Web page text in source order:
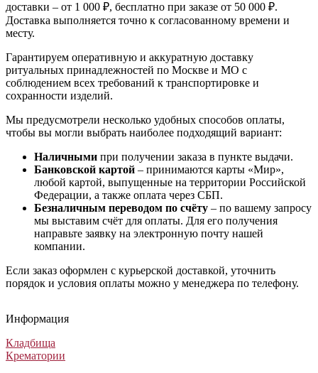
доставки – от 1 000 ₽, бесплатно при заказе от 50 000 ₽.
Доставка выполняется точно к согласованному времени и
месту.
Гарантируем оперативную и аккуратную доставку
ритуальных принадлежностей по Москве и МО с
соблюдением всех требований к транспортировке и
сохранности изделий.
Мы предусмотрели несколько удобных способов оплаты,
чтобы вы могли выбрать наиболее подходящий вариант:
Наличными при получении заказа в пункте выдачи.
Банковской картой – принимаются карты «Мир»,
любой картой, выпущенные на территории Российской
Федерации, а также оплата через СБП.
Безналичным переводом по счёту – по вашему запросу
мы выставим счёт для оплаты. Для его получения
направьте заявку на электронную почту нашей
компании.
Если заказ оформлен с курьерской доставкой, уточнить
порядок и условия оплаты можно у менеджера по телефону.
Лакированные гробы
Комбинированные гробы
Лакированные гробы
Лакированные гробы
Информация
Кладбища
Крематории